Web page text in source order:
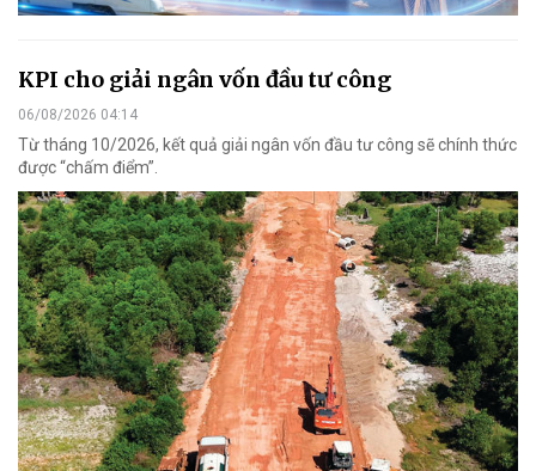
KPI cho giải ngân vốn đầu tư công
06/08/2026 04:14
Từ tháng 10/2026, kết quả giải ngân vốn đầu tư công sẽ chính thức
được “chấm điểm”.